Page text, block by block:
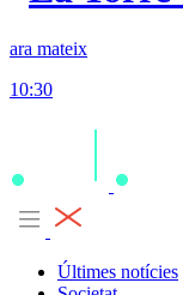
ara mateix
10:30
Últimes notícies